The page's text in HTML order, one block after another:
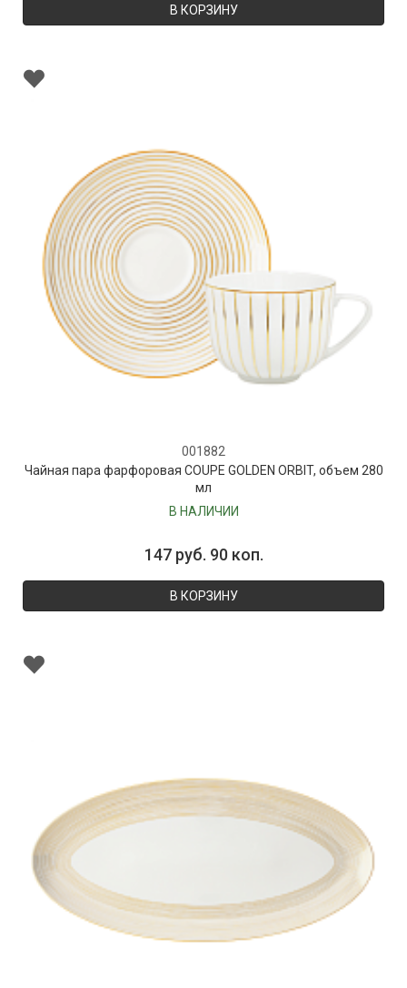
В КОРЗИНУ
001882
Чайная пара фарфоровая COUPE GOLDEN ORBIT, объем 280
мл
В НАЛИЧИИ
147 руб. 90 коп.
В КОРЗИНУ